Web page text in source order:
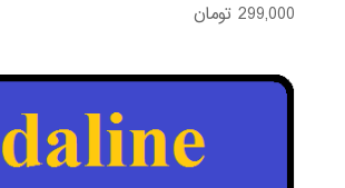
299,000 تومان